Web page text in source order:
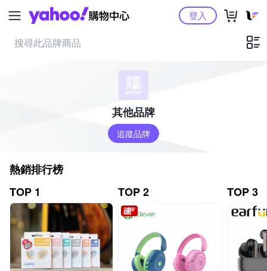
Yahoo購物中心登入
其他品牌
追蹤品牌
熱銷排行榜
TOP 1
TOP 2 TOP 3